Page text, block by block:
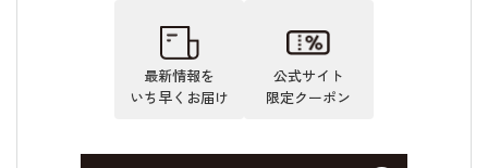
最新情報を
いち早くお届け
公式サイト
限定クーポン